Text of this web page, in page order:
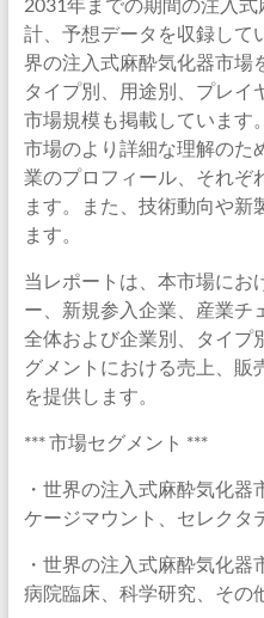
計、予想データを収録して
界の注入式麻酔気化器市場
タイプ別、用途別、プレイ
市場規模も掲載しています。
市場のより詳細な理解のた
業のプロフィール、それぞ
ます。また、技術動向や新
ます。
当レポートは、本市場にお
ー、新規参入企業、産業チ
全体および企業別、タイプ
グメントにおける売上、販
を提供します。
*** 市場セグメント ***
・世界の注入式麻酔気化器
ケージマウント、セレクタ
・世界の注入式麻酔気化器
病院臨床、科学研究、その